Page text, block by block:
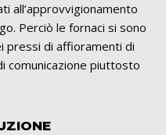
all’approvvigionamento
Perciò le fornaci si sono
pressi di affioramenti di
comunicazione piuttosto